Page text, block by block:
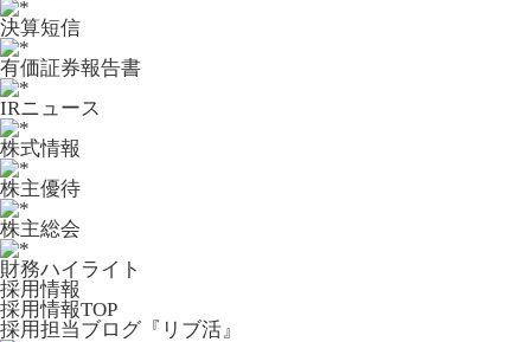
決算短信
有価証券報告書
IRニュース
株式情報
株主優待
株主総会
財務ハイライト
採用情報
採用情報TOP
採用担当ブログ『リブ活』